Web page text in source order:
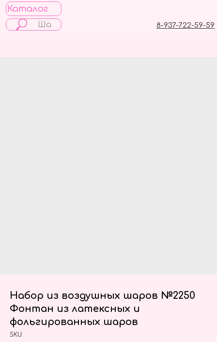
Каталог
8-937-722-59-59
Набор из воздушных шаров №2250
Фонтан из латексных и
фольгированных шаров
SKU: